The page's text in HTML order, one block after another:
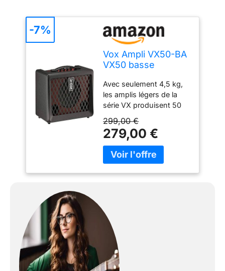
Vox Ampli VX50-BA
VX50 basse
Avec seulement 4,5 kg,
les amplis légers de la
série VX produisent 50
fournissent un ampli
compact qui est facile à
transporter Le nouveau
tube à vide Nutube aide
Ses avantages distinctifs
incluent un haut-parleur
VOX original de 20
pouces, une structure
Bass reflex unique qui
garantit une puissance
299,00 €
279,00 €
-7%